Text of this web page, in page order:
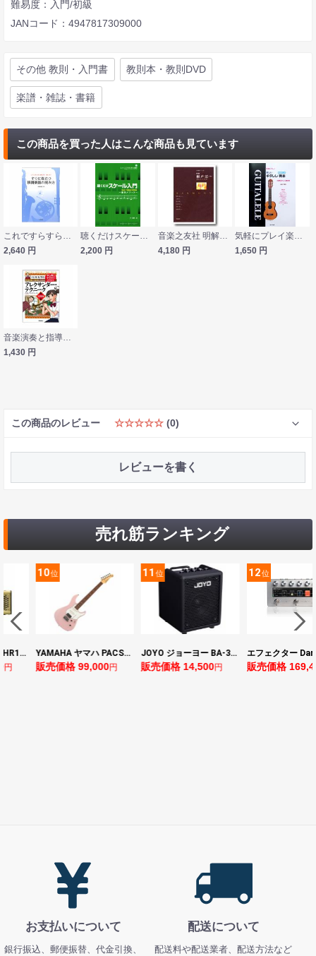
難易度：入門/初級
JANコード：4947817309000
その他 教則・入門書 教則本・教則DVD
楽譜・雑誌・書籍
この商品を買った人はこんな商品も見ています
2,640 円
2,200 円
音楽之友社 明解 和声法（下巻）
4,180 円
1,650 円
1,430 円
この商品のレビュー ☆☆☆☆☆ (0)
レビューを書く
売れ筋ランキング
YAMAHA ヤマハ PACS+12 ASP Pacifica Standard Plus パシフィカスタンダードプラス エレキギター
99,000円
JOYO ジョーヨー BA-30 VIBE CUBE BLK 30W 小型ベースアンプ Bluetooth+OTGオーディオI/F搭載
販売価格 14,500円
12位
エフェクター Darkglass Electronics Anagram ベースエフェクター プリアンプ ダークグラス アナグラム
販売価格 169,400円 販売価
お支払いについて
銀行振込、郵便振替、代金引換、
配送について
配送料や配送業者、配送方法など